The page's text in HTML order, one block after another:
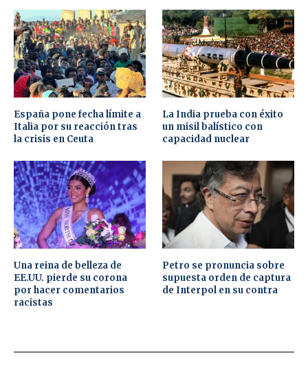
España pone fecha límite a
Italia por su reacción tras
la crisis en Ceuta
La India prueba con éxito
un misil balístico con
capacidad nuclear
Una reina de belleza de
EE.UU. pierde su corona
por hacer comentarios
racistas
Petro se pronuncia sobre
supuesta orden de captura
de Interpol en su contra